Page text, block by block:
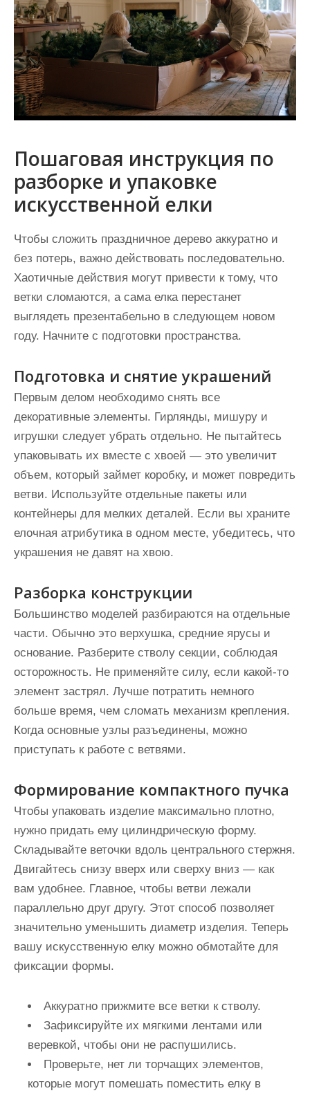
Пошаговая инструкция по
разборке и упаковке
искусственной елки
Чтобы сложить праздничное дерево аккуратно и
без потерь, важно действовать последовательно.
Хаотичные действия могут привести к тому, что
ветки сломаются, а сама елка перестанет
выглядеть презентабельно в следующем новом
году. Начните с подготовки пространства.
Подготовка и снятие украшений
Первым делом необходимо снять все
декоративные элементы. Гирлянды, мишуру и
игрушки следует убрать отдельно. Не пытайтесь
упаковывать их вместе с хвоей — это увеличит
объем, который займет коробку, и может повредить
ветви. Используйте отдельные пакеты или
контейнеры для мелких деталей. Если вы храните
елочная атрибутика в одном месте, убедитесь, что
украшения не давят на хвою.
Разборка конструкции
Большинство моделей разбираются на отдельные
части. Обычно это верхушка, средние ярусы и
основание. Разберите стволу секции, соблюдая
осторожность. Не применяйте силу, если какой-то
элемент застрял. Лучше потратить немного
больше время, чем сломать механизм крепления.
Когда основные узлы разъединены, можно
приступать к работе с ветвями.
Формирование компактного пучка
Чтобы упаковать изделие максимально плотно,
нужно придать ему цилиндрическую форму.
Складывайте веточки вдоль центрального стержня.
Двигайтесь снизу вверх или сверху вниз — как
вам удобнее. Главное, чтобы ветви лежали
параллельно друг другу. Этот способ позволяет
значительно уменьшить диаметр изделия. Теперь
вашу искусственную елку можно обмотайте для
фиксации формы.
Аккуратно прижмите все ветки к стволу.
Зафиксируйте их мягкими лентами или
веревкой, чтобы они не распушились.
Проверьте, нет ли торчащих элементов,
которые могут помешать поместить елку в